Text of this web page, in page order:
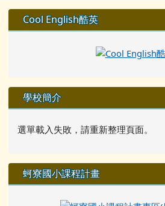
左邊區域內容
Cool English酷英
學校簡介
選單載入失敗，請重新整理頁面。
蚵寮國小課程計畫